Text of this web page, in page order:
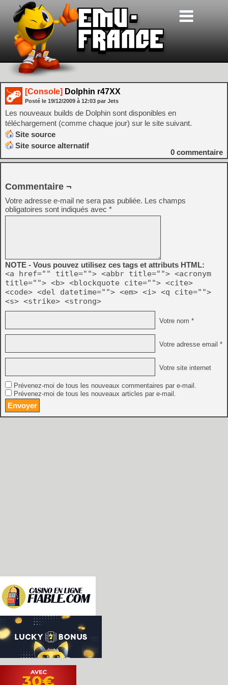
[Console] Dolphin r47XX
Posté le 19/12/2009 à 12:03 par Jets
Les nouveaux builds de Dolphin sont disponibles en
téléchargement (comme chaque jour) sur le site suivant.
Site source
Site source alternatif
0 commentaire
Commentaire ¬
Votre adresse e-mail ne sera pas publiée. Les champs
obligatoires sont indiqués avec *
NOTE - Vous pouvez utilisez ces tags et attributs HTML:
<a href="" title=""> <abbr title=""> <acronym
title=""> <b> <blockquote cite=""> <cite>
<code> <del datetime=""> <em> <i> <q cite="">
<s> <strike> <strong>
Votre nom *
Votre adresse email *
Votre site internet
Prévenez-moi de tous les nouveaux commentaires par e-mail.
Prévenez-moi de tous les nouveaux articles par e-mail.